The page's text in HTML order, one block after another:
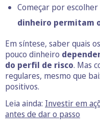
Começar por
dinheiro permitam
Em síntese, saber quais
pouco dinheiro
do perfil de risco. Mas
regulares, mesmo que
positivos.
Leia ainda: Investir em
antes de dar o passo